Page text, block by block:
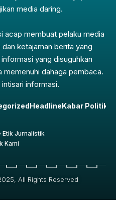
media daring.
acap membuat pelaku media
ketajaman berita yang
yang disuguhkan
memenuhi dahaga pembaca.
informasi.
HeadlineKabar Politik
Etik Jurnalistik
Kami
All Rights Reserved